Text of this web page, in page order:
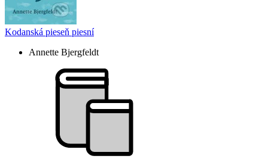
Kodanská pieseň piesní
Annette Bjergfeldt